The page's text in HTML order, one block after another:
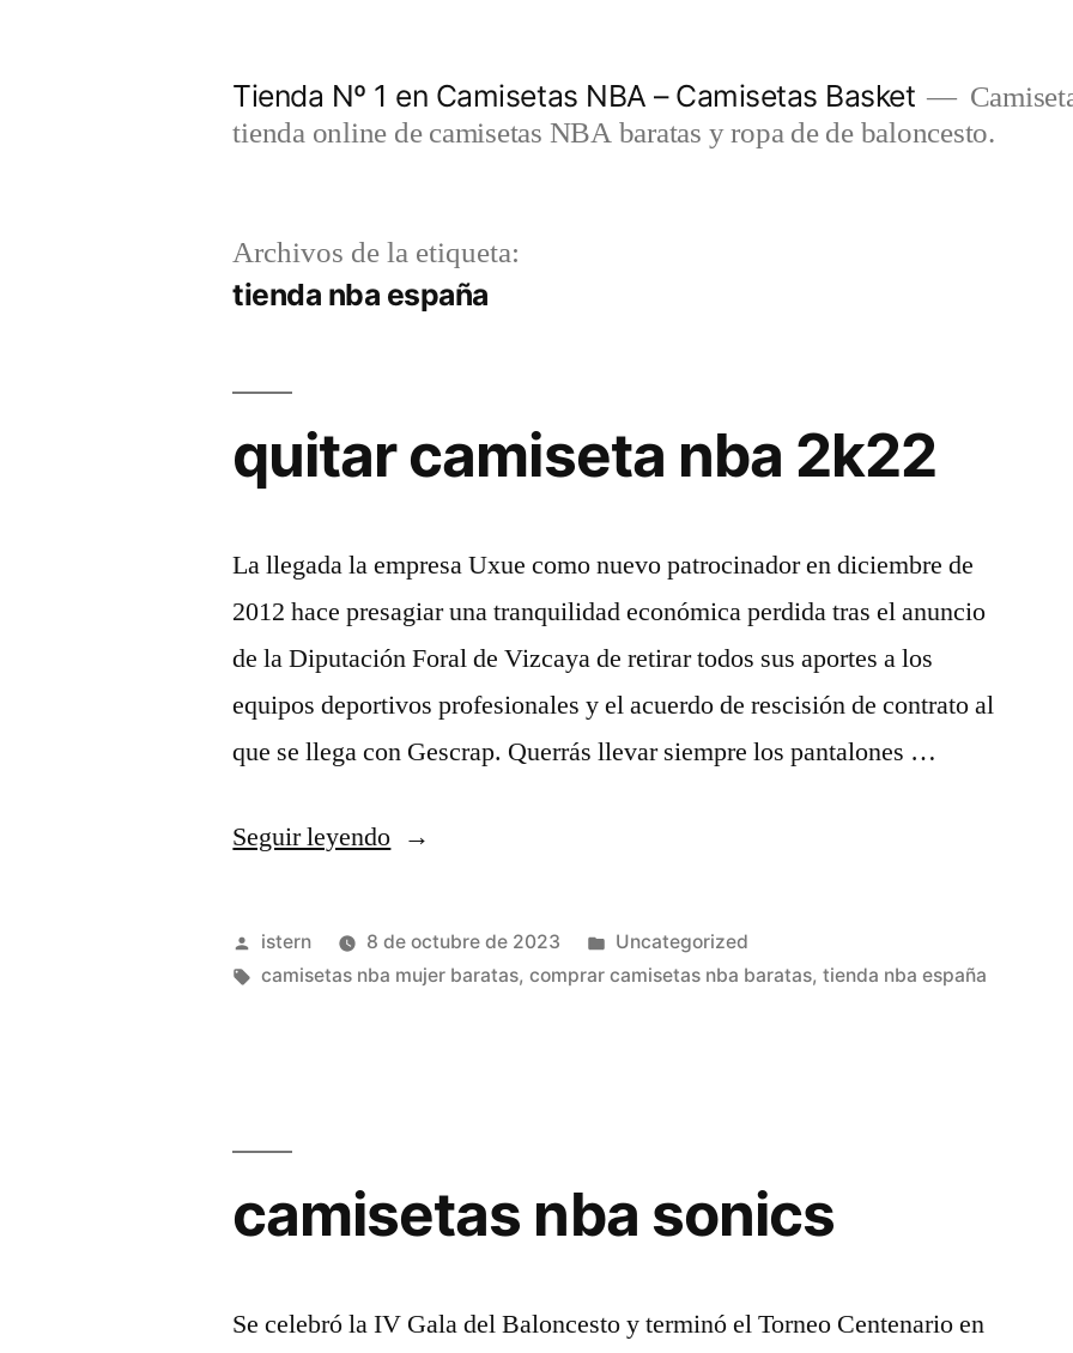
Tienda Nº 1 en Camisetas NBA – Camisetas Basket
tienda online de camisetas NBA baratas y ropa de de baloncesto.
Archivos de la etiqueta:
tienda nba españa
quitar camiseta nba 2k22
La llegada la empresa Uxue como nuevo patrocinador en diciembre de
2012 hace presagiar una tranquilidad económica perdida tras el anuncio
de la Diputación Foral de Vizcaya de retirar todos sus aportes a los
equipos deportivos profesionales y el acuerdo de rescisión de contrato al
que se llega con Gescrap. Querrás llevar siempre los pantalones …
Seguir leyendo«quitar
nba
2k22»
Publicado
por
istern 8 de octubre de 2023
Publicado
en
Uncategorized
Etiquetas:
camisetas nba mujer baratas,comprar camisetas nba baratas,tienda nba españa
camisetas nba sonics
Se celebró la IV Gala del Baloncesto y terminó el Torneo Centenario en